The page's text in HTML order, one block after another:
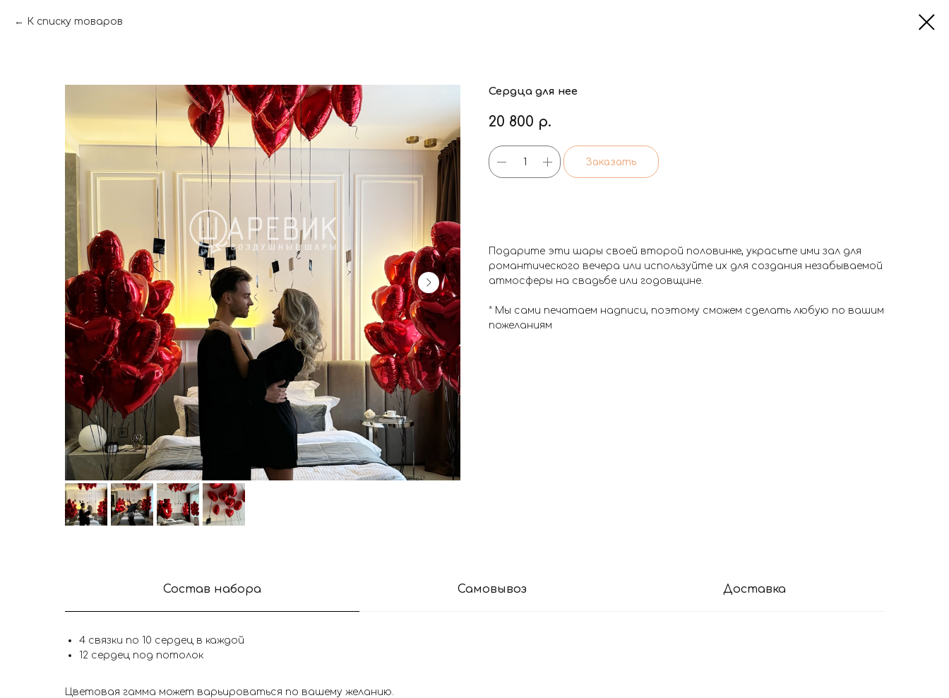
К списку товаров
Сердца для нее
20 800 р.
Заказать
Подарите эти шары своей второй половинке, украсьте ими зал для
романтического вечера или используйте их для создания незабываемой
атмосферы на свадьбе или годовщине.
* Мы сами печатаем надписи, поэтому сможем сделать любую по вашим
пожеланиям
Состав набора Самовывоз Доставка
4 связки по 10 сердец в каждой
12 сердец под потолок
Цветовая гамма может варьироваться по вашему желанию.